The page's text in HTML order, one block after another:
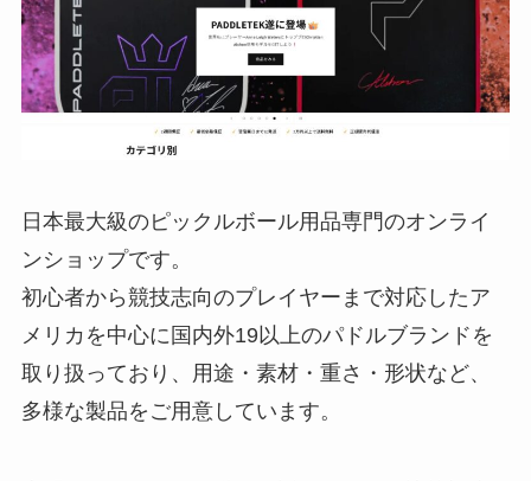
日本最大級のピックルボール用品専門のオンライ
ンショップです。
初心者から競技志向のプレイヤーまで対応したア
メリカを中心に国内外19以上のパドルブランドを
取り扱っており、用途・素材・重さ・形状など、
多様な製品をご用意しています。